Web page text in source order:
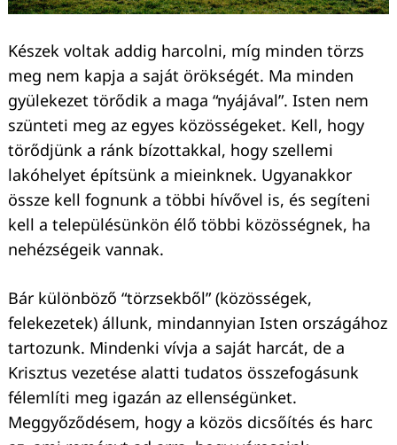
Készek voltak addig harcolni, míg minden törzs
meg nem kapja a saját örökségét. Ma minden
gyülekezet törődik a maga “nyájával”. Isten nem
szünteti meg az egyes közösségeket. Kell, hogy
törődjünk a ránk bízottakkal, hogy szellemi
lakóhelyet építsünk a mieinknek. Ugyanakkor
össze kell fognunk a többi hívővel is, és segíteni
kell a településünkön élő többi közösségnek, ha
nehézségeik vannak.
Bár különböző “törzsekből” (közösségek,
felekezetek) állunk, mindannyian Isten országához
tartozunk. Mindenki vívja a saját harcát, de a
Krisztus vezetése alatti tudatos összefogásunk
félemlíti meg igazán az ellenségünket.
Meggyőződésem, hogy a közös dicsőítés és harc